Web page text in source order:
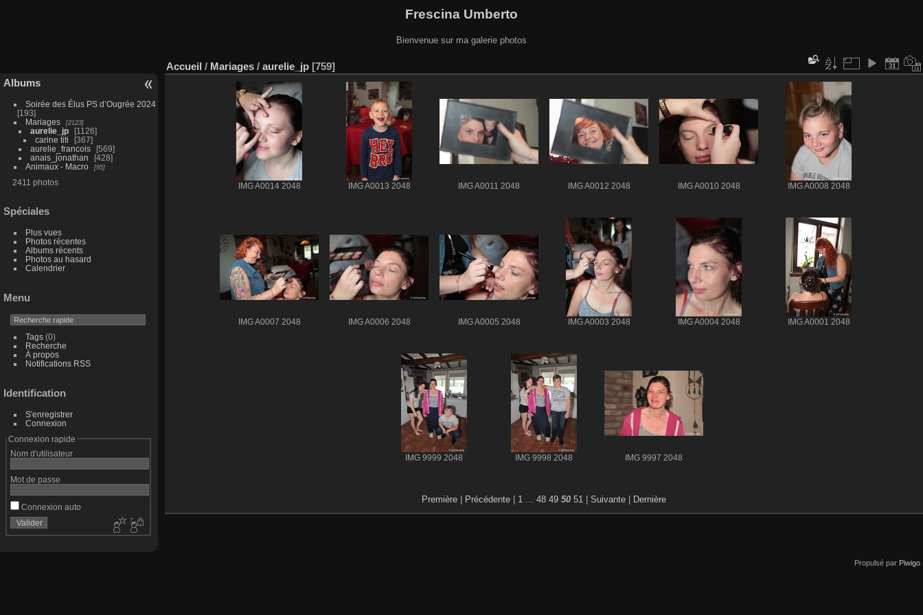
Frescina Umberto
Bienvenue sur ma galerie photos
Albums
Soirée des Élus PS d’Ougrée 2024
193
Mariages
2123
aurelie_jp
1126
carine titi
367
aurelie_francois
569
anais_jonathan
428
Animaux - Macro
95
2411 photos
Spéciales
Plus vues
Photos récentes
Albums récents
Photos au hasard
Calendrier
Menu
Tags(0)
Recherche
À propos
Notifications RSS
Identification
S'enregistrer
Connexion
Connexion rapide
Nom d'utilisateur
Mot de passe
Connexion auto
Accueil / Mariages / aurelie_jp 759
IMG A0014 2048 IMG A0013 2048 IMG A0011 2048 IMG A0012 2048 IMG A0010 2048 IMG A0008 2048
IMG A0007 2048 IMG A0006 2048 IMG A0005 2048 IMG A0003 2048 IMG A0004 2048 IMG A0001 2048
IMG 9999 2048 IMG 9998 2048 IMG 9997 2048
Première Précédente 1 48 49 50 51 Suivante Dernière
Propulsé par Piwigo